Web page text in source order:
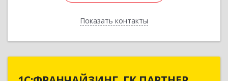
Показать контакты
Назад
1С:ФРАНЧАЙЗИНГ. ГК ПАРТНЕР